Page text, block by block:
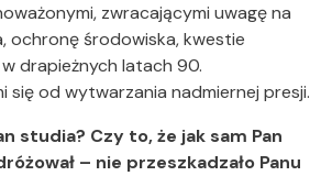
zwracającymi uwagę na
ochronę środowiska, kwestie
drapieżnych latach 90.
się od wytwarzania nadmiernej presji.
studia? Czy to, że jak sam Pan
– nie przeszkadzało Panu